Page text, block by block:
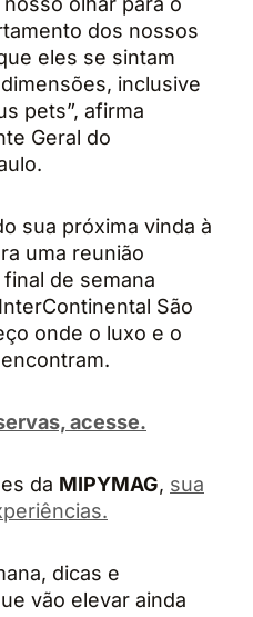
dos nossos
eles se sintam
inclusive
pets”, afirma
Geral do
sua próxima vinda à
uma reunião
de semana
São
onde o luxo e o
acesse.
da MIPYMAG, sua
dicas e
vão elevar ainda